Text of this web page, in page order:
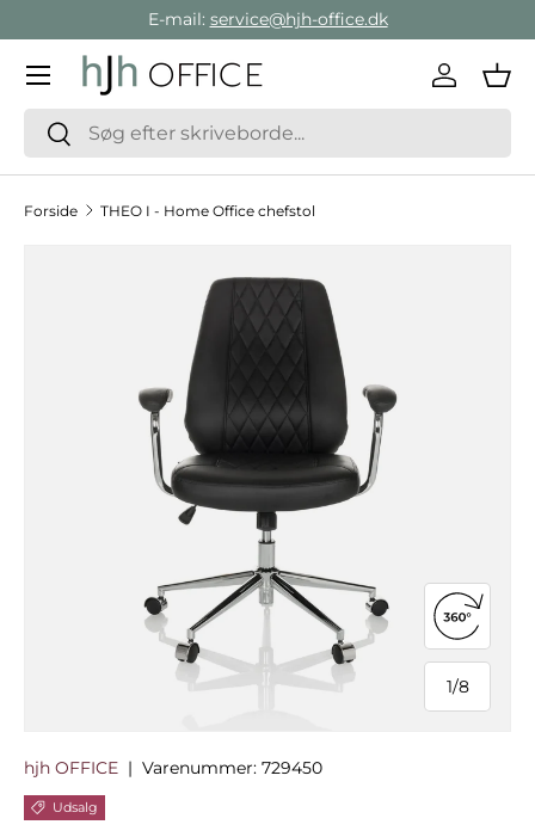
Gå direkte til indholdet
E-mail: service@hjh-office.dk
SøgSøg
Log ind
Menu
Forside THEO I - Home Office chefstol
Hop til produktinformation
1/
af
8
Åbn
hjh OFFICE | Varenummer: 729450
Udsalg